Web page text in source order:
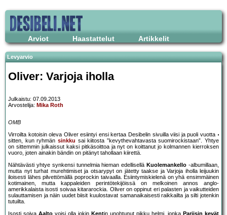
Arviot Haastattelut Artikkelit
Levyarvio
Oliver: Varjoja iholla
Julkaistu: 07.09.2013
Arvostelija: Mika Roth
OMB
Virroilta kotoisin oleva Oliver esiintyi ensi kertaa Desibelin sivuilla viisi ja puoli vuotta
sitten, kun ryhmän sinkku sai kiitosta ”kevythevahtavasta suomirockistaan”. Yhtye
on sittemmin julkaissut kaksi pitkäsoittoa ja nyt on koittanut jo kolmannen kierroksen
vuoro, joten ainakin bändin on pitänyt tahollaan kiirettä.
Nähtävästi yhtye synkensi tunnelmia hieman edellisellä Kuolemankello -albumillaan,
mutta nyt turhat murehtimiset ja otsarypyt on jätetty taakse ja Varjoja iholla leijuukin
iloisesti lähes pilvettömällä poprockin taivaalla. Esiintymiskielenä on yhä ensimmäinen
kotimainen, mutta kappaleiden perintötekijöissä on melkoinen annos anglo-
amerikkalaista isosti soivaa kitararockia. Oliver on oppinut eri palasten ja vaikutteiden
sulauttamisen ja näin uudet biisit kuulostavat samanaikaisesti raikkailta ja silti jotenkin
tutuilta.
Isosti soiva Aalto voisi olla jokin Kentin unohtunut pikku helmi, jonka Pariisin kevät